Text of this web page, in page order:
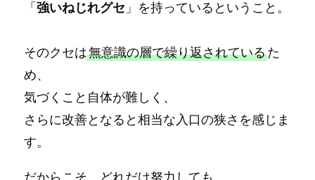
「強いねじれグセ 」を持っているということ。
そのクセは無意識の層で繰り返されているた
め、
気づくこと自体が難しく、
さらに改善となると相当な入口の狭さを感じま
す。